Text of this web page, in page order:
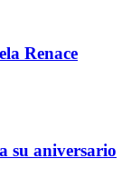
Renace
su aniversario